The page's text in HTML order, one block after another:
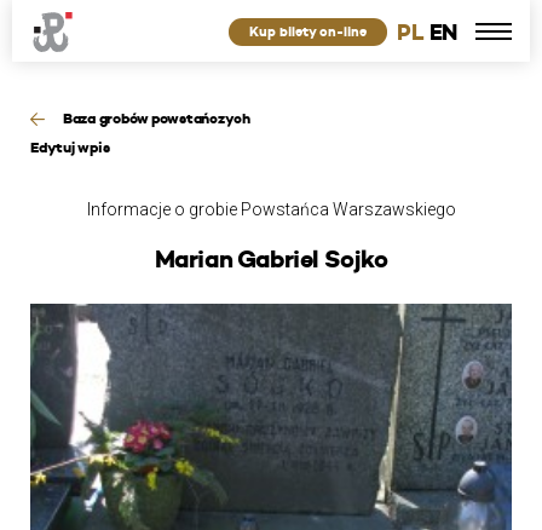
PL EN
Kup bilety on-line
Baza grobów powstańczych
Edytuj wpis
Informacje o grobie Powstańca Warszawskiego
Marian Gabriel Sojko